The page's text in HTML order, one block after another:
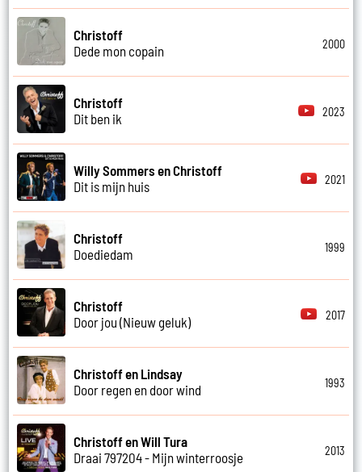
Christoff
Dede mon copain
2000
Christoff
Dit ben ik
2023
Willy Sommers en Christoff
Dit is mijn huis
2021
Christoff
Doediedam
1999
Christoff
Door jou (Nieuw geluk)
2017
Christoff en Lindsay
Door regen en door wind
1993
Christoff en Will Tura
Draai 797204 - Mijn winterroosje
2013